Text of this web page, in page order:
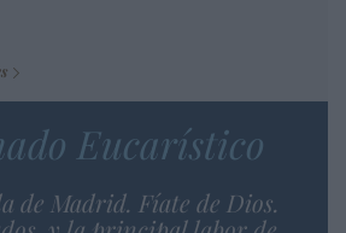
Eucarístico
de Madrid. Fíate de Dios.